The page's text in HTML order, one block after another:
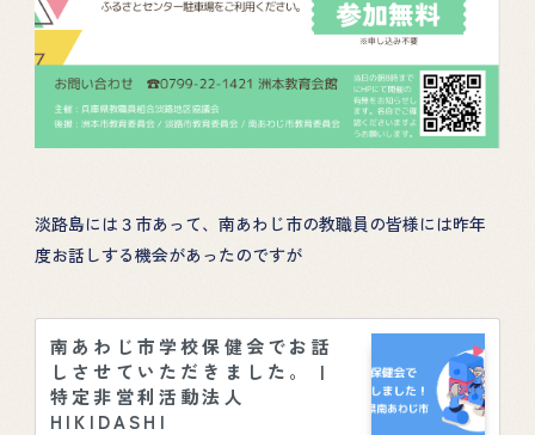
淡路島には３市あって、南あわじ市の教職員の皆様には昨年
度お話しする機会があったのですが
南あわじ市学校保健会でお話
しさせていただきました。 |
特定非営利活動法人
HIKIDASHI